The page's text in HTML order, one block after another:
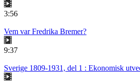
3:56
Vem var Fredrika Bremer?
9:37
Sverige 1809-1931, del 1 : Ekonomisk